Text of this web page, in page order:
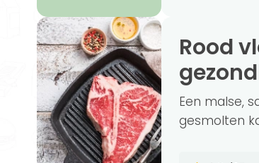
Rood vlees: is het schadelijk voor je
Een malse,
gesmolten